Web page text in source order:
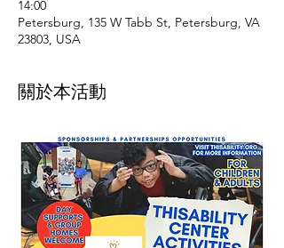
14:00
Petersburg, 135 W Tabb St, Petersburg, VA
23803, USA
關於本活動